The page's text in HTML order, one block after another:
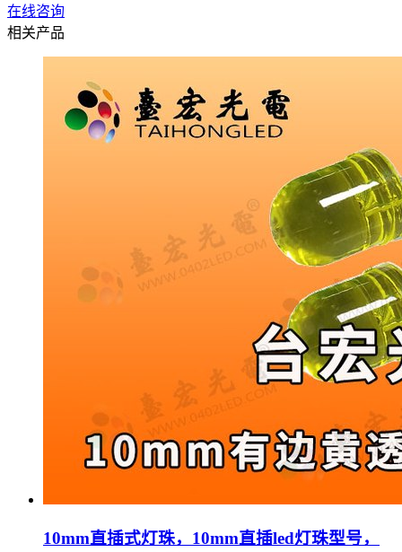
在线咨询
相关产品
10mm直插式灯珠，10mm直插led灯珠型号，